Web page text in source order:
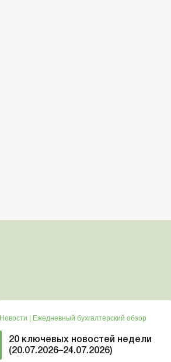
Новости Ежедневный бухгалтерский обзор
20 ключевых новостей недели
(20.07.2026–24.07.2026)